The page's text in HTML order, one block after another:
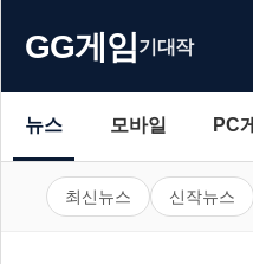
GG게임기대작
뉴스 모바일 PC
최신뉴스 신작뉴스